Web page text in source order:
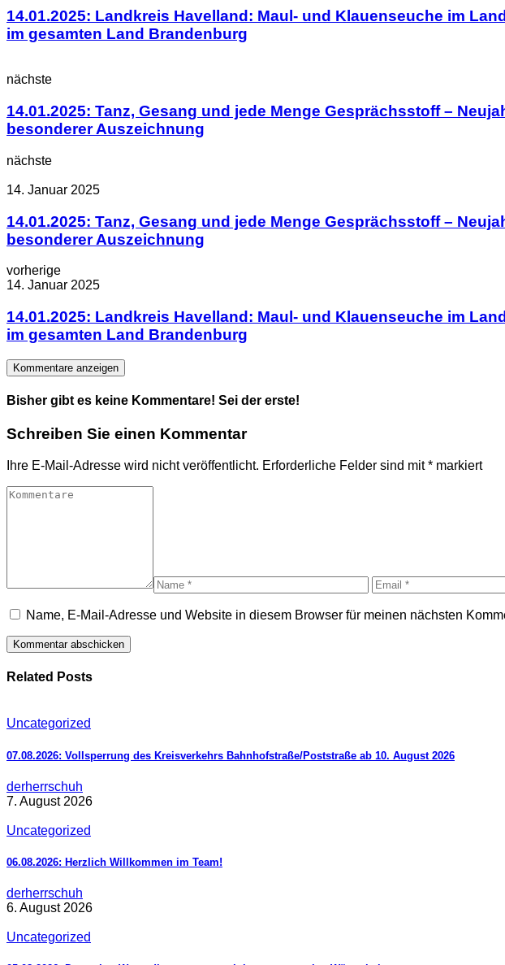
14.01.2025: Landkreis Havelland: Maul- und Klauenseuche im
im gesamten Land Brandenburg
nächste
14.01.2025: Tanz, Gesang und jede Menge Gesprächsstoff –
besonderer Auszeichnung
nächste
14. Januar 2025
14.01.2025: Tanz, Gesang und jede Menge Gesprächsstoff –
besonderer Auszeichnung
vorherige
14. Januar 2025
14.01.2025: Landkreis Havelland: Maul- und Klauenseuche im
im gesamten Land Brandenburg
Kommentare anzeigen
Bisher gibt es keine Kommentare! Sei der erste!
Schreiben Sie einen Kommentar
Ihre E-Mail-Adresse wird nicht veröffentlicht. Erforderliche Felder sind mit* markiert
Name, E-Mail-Adresse und Website in diesem Browser für meinen nächsten
Related Posts
Uncategorized
07.08.2026: Vollsperrung des Kreisverkehrs Bahnhofstraße/Poststraße ab 10. August 2026
derherrschuh
7. August 2026
Uncategorized
06.08.2026: Herzlich Willkommen im Team!
derherrschuh
6. August 2026
Uncategorized